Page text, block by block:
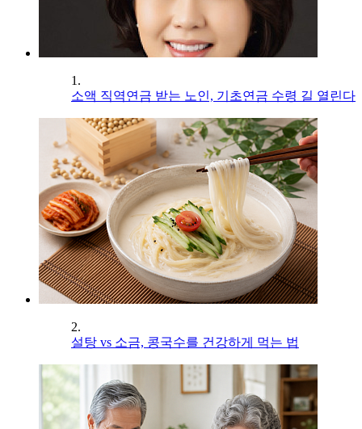
1.
소액 직역연금 받는 노인, 기초연금 수령 길 열린다
2.
설탕 vs 소금, 콩국수를 건강하게 먹는 법